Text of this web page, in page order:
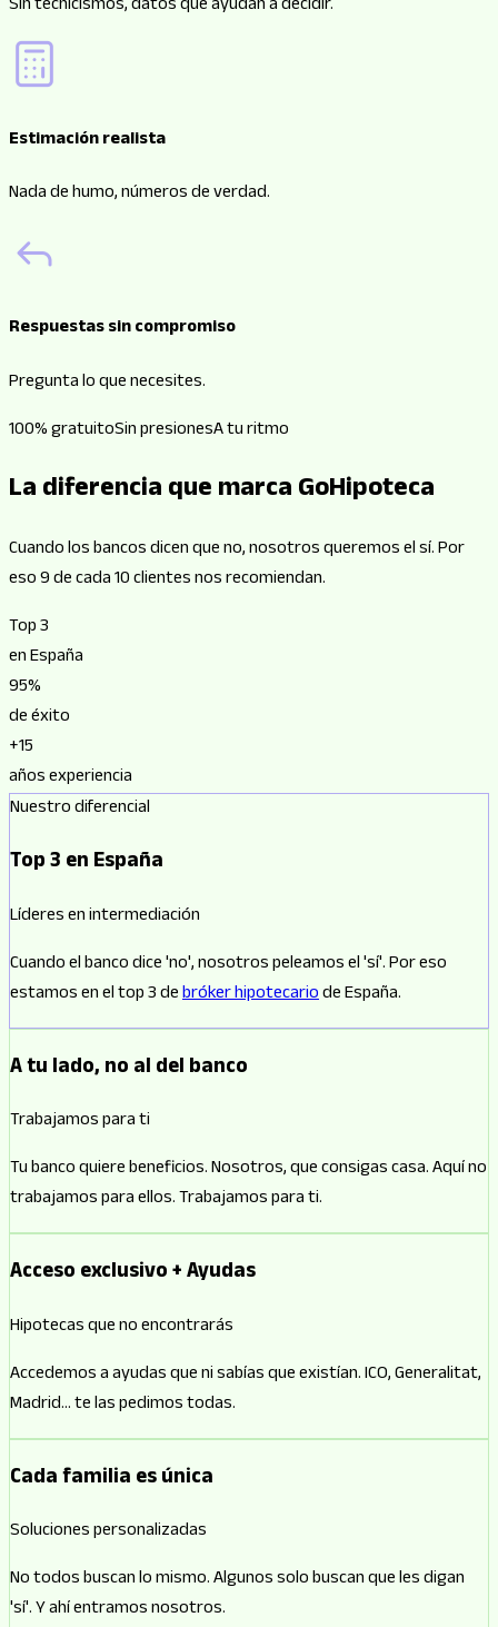
Estimación realista
Nada de humo, números de verdad.
Respuestas sin compromiso
Pregunta lo que necesites.
100% gratuitoSin presionesA tu ritmo
La diferencia que marca GoHipoteca
Cuando los bancos dicen que no, nosotros queremos el sí.Por
eso 9 de cada 10 clientes nos recomiendan.
Top 3
en España
95%
de éxito
+15
años experiencia
Nuestro diferencial
Top 3 en España
Líderes en intermediación
Cuando el banco dice 'no', nosotros peleamos el 'sí'. Por eso
estamos en el top 3 debróker hipotecariode España.
A tu lado, no al del banco
Trabajamos para ti
Tu banco quiere beneficios. Nosotros, que consigas casa. Aquí no
trabajamos para ellos. Trabajamos para ti.
Acceso exclusivo + Ayudas
Hipotecas que no encontrarás
Accedemos a ayudas que ni sabías que existían. ICO, Generalitat,
Madrid… te las pedimos todas.
Cada familia es única
Soluciones personalizadas
No todos buscan lo mismo. Algunos solo buscan que les digan
'sí'. Y ahí entramos nosotros.